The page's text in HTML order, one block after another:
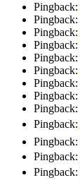
Pingback:
Pingback:
Pingback:
Pingback:
Pingback:
Pingback:
Pingback:
Pingback:
Pingback:
Pingback:
Pingback:
Pingback:
Pingback: